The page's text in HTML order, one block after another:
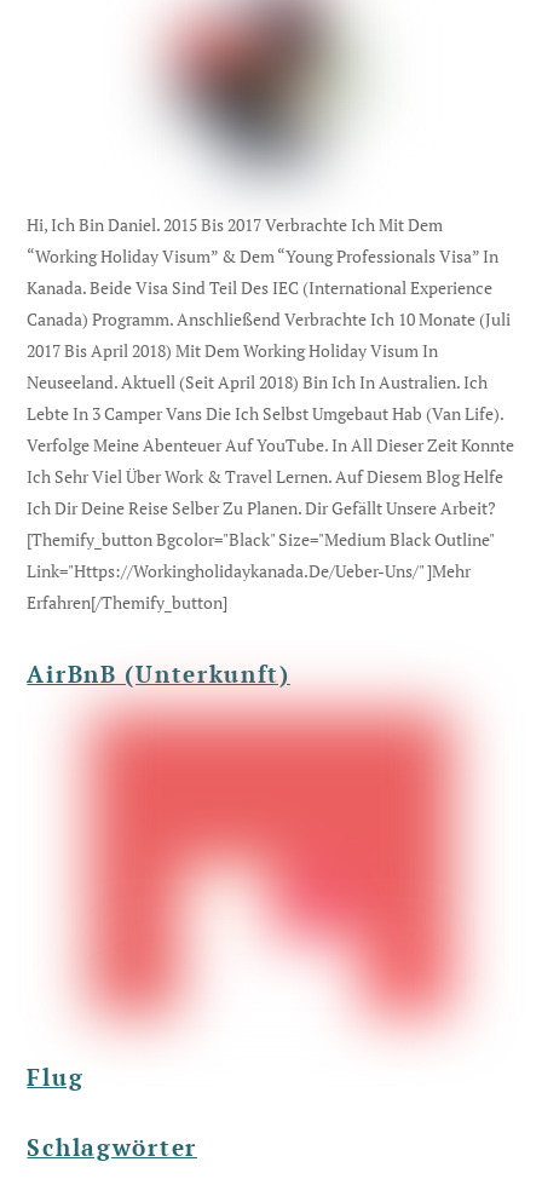
Hi, Ich Bin Daniel. 2015 Bis 2017 Verbrachte Ich Mit Dem
“Working Holiday Visum” & Dem “Young Professionals Visa” In
Kanada. Beide Visa Sind Teil Des IEC (international Experience
Canada) Programm. Anschließend Verbrachte Ich 10 Monate (Juli
2017 Bis April 2018) Mit Dem Working Holiday Visum In
Neuseeland. Aktuell (seit April 2018) Bin Ich In Australien. Ich
Lebte In 3 Camper Vans Die Ich Selbst Umgebaut Hab (Van Life).
Verfolge Meine Abenteuer Auf YouTube. In All Dieser Zeit Konnte
Ich Sehr Viel Über Work & Travel Lernen. Auf Diesem Blog Helfe
Ich Dir Deine Reise Selber Zu Planen. Dir Gefällt Unsere Arbeit?
[themify_button Bgcolor="black" Size="medium Black Outline"
Link="https://workingholidaykanada.de/ueber-Uns/" ]Mehr
Erfahren[/themify_button]
AirBnB (Unterkunft)
Flug
Schlagwörter